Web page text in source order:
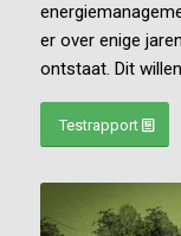
er over enige
ontstaat. Dit
Testrapport